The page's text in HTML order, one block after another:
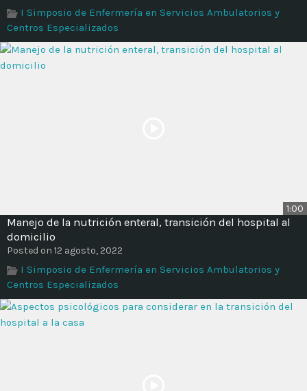
I Simposio de Enfermería en Servicios Ambulatorios y
Centros Especializados
1:00
Manejo de la nutrición enteral, transición del hospital al
domicilio
Posted on 12 agosto, 2022
I Simposio de Enfermería en Servicios Ambulatorios y
Centros Especializados